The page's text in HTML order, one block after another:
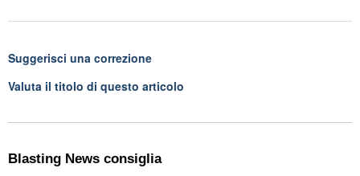
Suggerisci una correzione
Valuta il titolo di questo articolo
Blasting News consiglia